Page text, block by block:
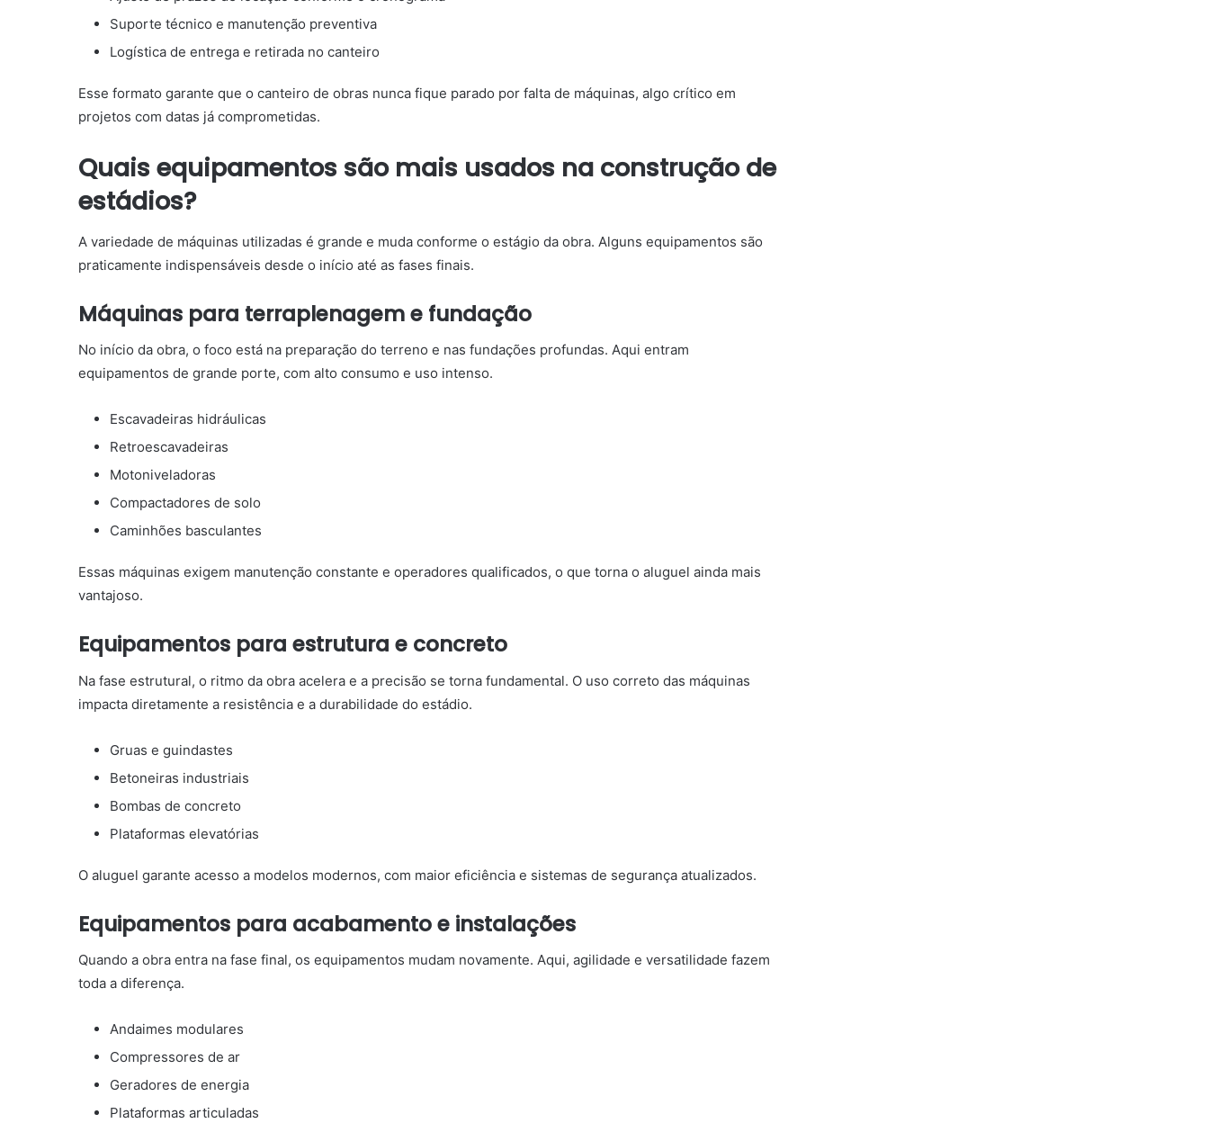
Suporte técnico e manutenção preventiva
Logística de entrega e retirada no canteiro
Esse formato garante que o canteiro de obras nunca fique parado por falta de máquinas, algo crítico em
projetos com datas já comprometidas.
Quais equipamentos são mais usados na construção de
estádios?
A variedade de máquinas utilizadas é grande e muda conforme o estágio da obra. Alguns equipamentos são
praticamente indispensáveis desde o início até as fases finais.
Máquinas para terraplenagem e fundação
No início da obra, o foco está na preparação do terreno e nas fundações profundas. Aqui entram
equipamentos de grande porte, com alto consumo e uso intenso.
Escavadeiras hidráulicas
Retroescavadeiras
Motoniveladoras
Compactadores de solo
Caminhões basculantes
Essas máquinas exigem manutenção constante e operadores qualificados, o que torna o aluguel ainda mais
vantajoso.
Equipamentos para estrutura e concreto
Na fase estrutural, o ritmo da obra acelera e a precisão se torna fundamental. O uso correto das máquinas
impacta diretamente a resistência e a durabilidade do estádio.
Gruas e guindastes
Betoneiras industriais
Bombas de concreto
Plataformas elevatórias
O aluguel garante acesso a modelos modernos, com maior eficiência e sistemas de segurança atualizados.
Equipamentos para acabamento e instalações
Quando a obra entra na fase final, os equipamentos mudam novamente. Aqui, agilidade e versatilidade fazem
toda a diferença.
Andaimes modulares
Compressores de ar
Geradores de energia
Plataformas articuladas